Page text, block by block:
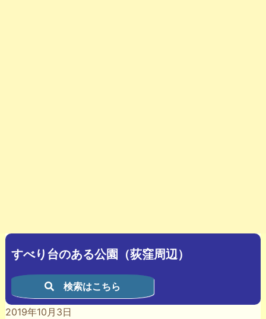
すべり台のある公園（荻窪周辺）
検索はこちら
2019年10月3日